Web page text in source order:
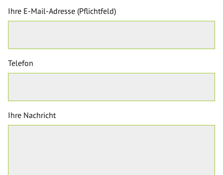
Ihre E-Mail-Adresse (Pflichtfeld)
Telefon
Ihre Nachricht